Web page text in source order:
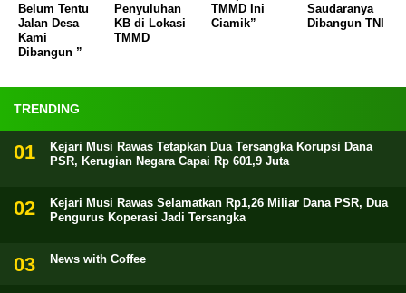
Belum Tentu
Jalan Desa
Kami
Dibangun ”
Penyuluhan
KB di Lokasi
TMMD
TMMD Ini
Ciamik”
Saudaranya
Dibangun TNI
TRENDING
Kejari Musi Rawas Tetapkan Dua Tersangka Korupsi Dana
PSR, Kerugian Negara Capai Rp 601,9 Juta
Kejari Musi Rawas Selamatkan Rp1,26 Miliar Dana PSR, Dua
Pengurus Koperasi Jadi Tersangka
News with Coffee